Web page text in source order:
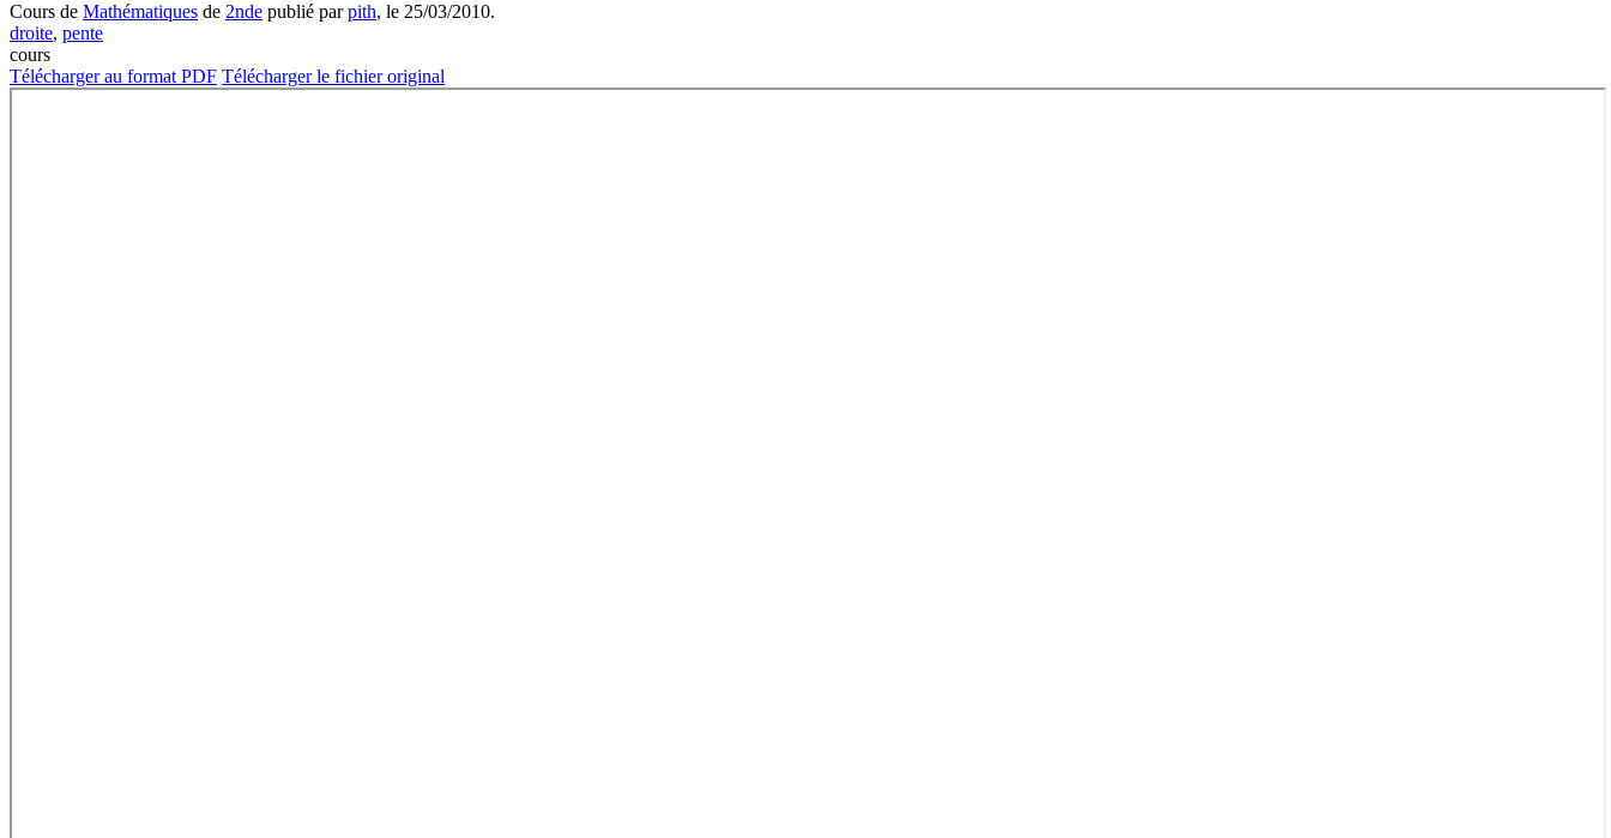
Cours de Mathématiques de 2nde publié parpith, le 25/03/2010.
droite, pente
cours
Télécharger au format PDF Télécharger le fichier original